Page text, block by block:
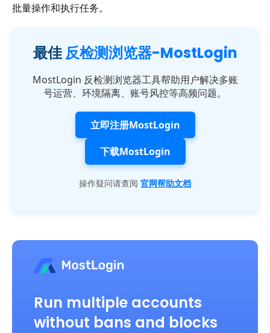
批量操作和执行任务。
最佳反检测浏览器-MostLogin
MostLogin 反检测浏览器工具帮助用户解决多账
号运营、环境隔离、账号风控等高频问题。
立即注册MostLogin
下载MostLogin
操作疑问请查阅 官网帮助文档
Run multiple accounts
without bans and blocks